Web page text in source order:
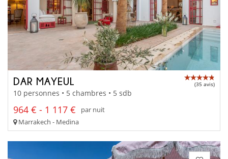
DAR MAYEUL (35 avis)
10 personnes • 5 chambres • 5 sdb
964 € - 1 117 €
par nuit
Marrakech - Medina